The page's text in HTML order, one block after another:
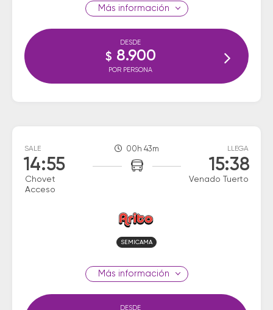
información
DESDE
$ 8.900
POR PERSONA
SALE
14:55
Chovet
Acceso
00h 43m LLEGA
15:38
Venado Tuerto
SEMICAMA
información
DESDE